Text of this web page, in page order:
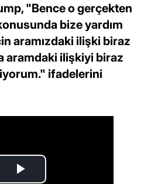
"Bence o gerçekten
bize yardım
aramızdaki ilişki biraz
aramdaki ilişkiyi biraz
ifadelerini